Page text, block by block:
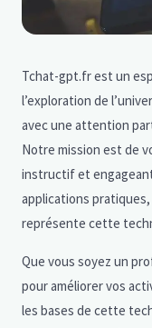
Tchat-gpt.fr est un
l’exploration de
avec une attention
Notre mission est de
instructif et
applications
représente cette
Que vous soyez un
pour améliorer vos
les bases de cette